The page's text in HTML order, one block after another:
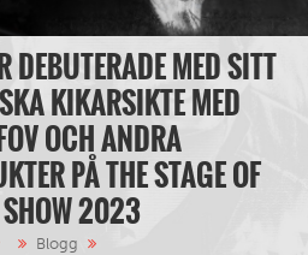
DEBUTERADE MED SITT
KIKARSIKTE MED
OCH ANDRA
PÅ THE STAGE OF
2023
Blogg